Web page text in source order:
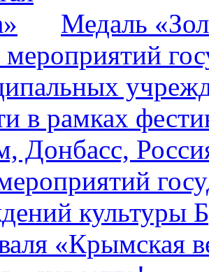
Медаль
культуры
«Крымская